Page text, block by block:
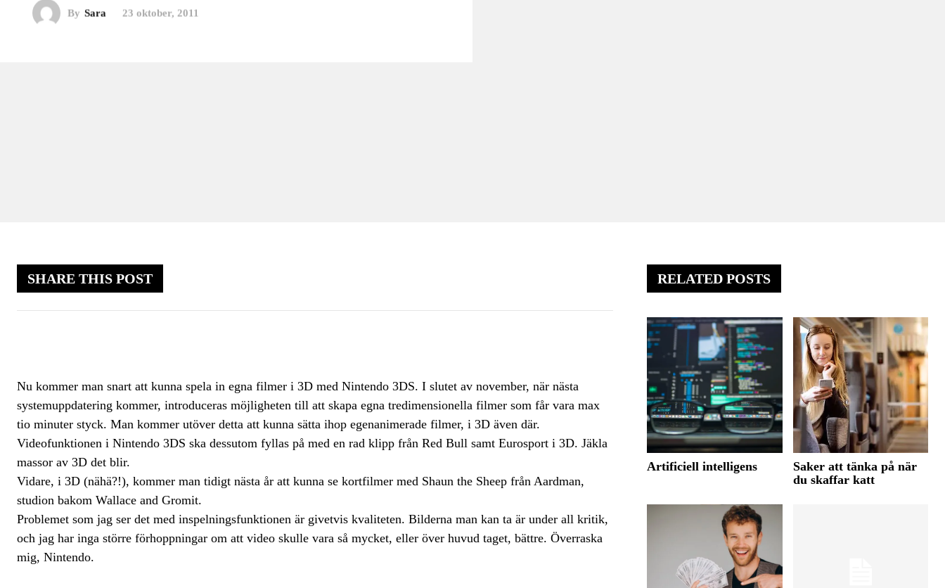
By Sara 23 oktober, 2011
SHARE THIS POST
Nu kommer man snart att kunna spela in egna filmer i 3D med Nintendo 3DS. I slutet av november, när nästa
systemuppdatering kommer, introduceras möjligheten till att skapa egna tredimensionella filmer som får vara max
tio minuter styck. Man kommer utöver detta att kunna sätta ihop egenanimerade filmer, i 3D även där.
Videofunktionen i Nintendo 3DS ska dessutom fyllas på med en rad klipp från Red Bull samt Eurosport i 3D. Jäkla
massor av 3D det blir.
Vidare, i 3D (nähä?!), kommer man tidigt nästa år att kunna se kortfilmer med Shaun the Sheep från Aardman,
studion bakom Wallace and Gromit.
Problemet som jag ser det med inspelningsfunktionen är givetvis kvaliteten. Bilderna man kan ta är under all kritik,
och jag har inga större förhoppningar om att video skulle vara så mycket, eller över huvud taget, bättre. Överraska
mig, Nintendo.
RELATED POSTS
Artificiell intelligens
Saker att tänka på när
du skaffar katt